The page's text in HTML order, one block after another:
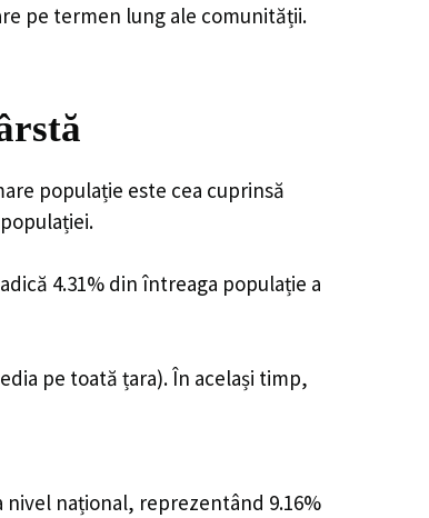
pe termen lung ale comunității.
populație este cea cuprinsă
4.31% din întreaga populație a
pe toată țara). În același timp,
nivel național, reprezentând 9.16%